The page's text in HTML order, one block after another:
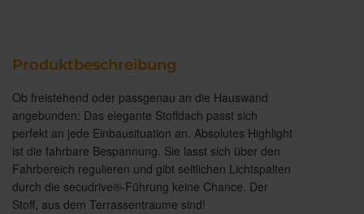
Produktbeschreibung
Ob freistehend oder passgenau an die Hauswand
angebunden: Das elegante Stoffdach passt sich
perfekt an jede Einbausituation an. Absolutes Highlight
ist die fahrbare Bespannung. Sie lasst sich über den
Fahrbereich regulieren und gibt seitlichen Lichtspalten
durch die secudrive®-Führung keine Chance. Der
Stoff, aus dem Terrassentraume sind!